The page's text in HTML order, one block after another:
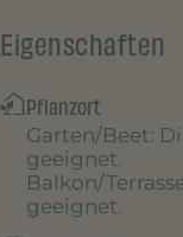
Eigenschaften
Pflanzort
Garten/Beet:
geeignet.
Balkon/
geeignet.